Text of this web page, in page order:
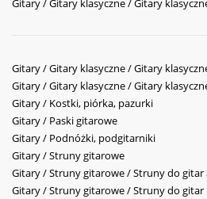
Gitary / Gitary klasyczne / Gitary
Gitary / Gitary klasyczne / Gitary
Gitary / Gitary klasyczne / Gitary
Gitary / Kostki, piórka, pazurki
Gitary / Paski gitarowe
Gitary / Podnóżki, podgitarniki
Gitary / Struny gitarowe
Gitary / Struny gitarowe / Struny do gitar
Gitary / Struny gitarowe / Struny do gitar